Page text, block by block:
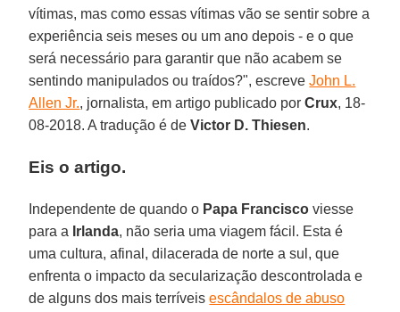
vítimas, mas como essas vítimas vão se sentir sobre a
experiência seis meses ou um ano depois - e o que
será necessário para garantir que não acabem se
sentindo manipulados ou traídos?", escreveJohn L.
Allen Jr., jornalista, em artigo publicado porCrux, 18-
08-2018. A tradução é deVictor D. Thiesen.
Eis o artigo.
Independente de quando o Papa Francisco viesse
para a Irlanda, não seria uma viagem fácil. Esta é
uma cultura, afinal, dilacerada de norte a sul, que
enfrenta o impacto da secularização descontrolada e
de alguns dos mais terríveisescândalos de abuso